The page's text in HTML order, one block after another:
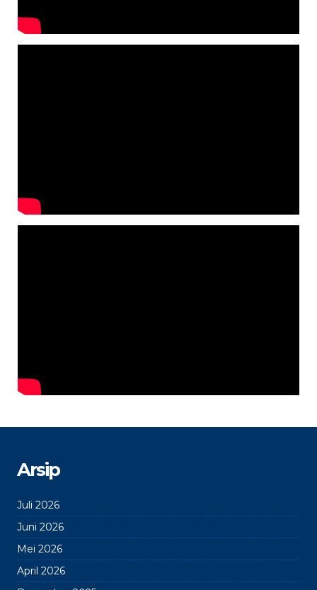
Arsip
Juli 2026
Juni 2026
Mei 2026
April 2026